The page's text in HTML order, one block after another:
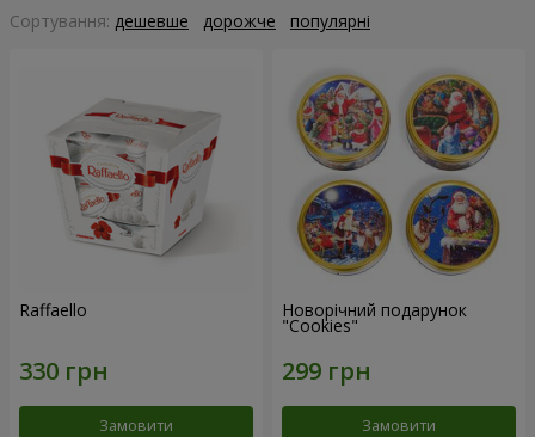
Сортування: дешевше дорожче популярні
Raffaello
Замовити
Новорічний подарунок
"Cookies"
Замовити